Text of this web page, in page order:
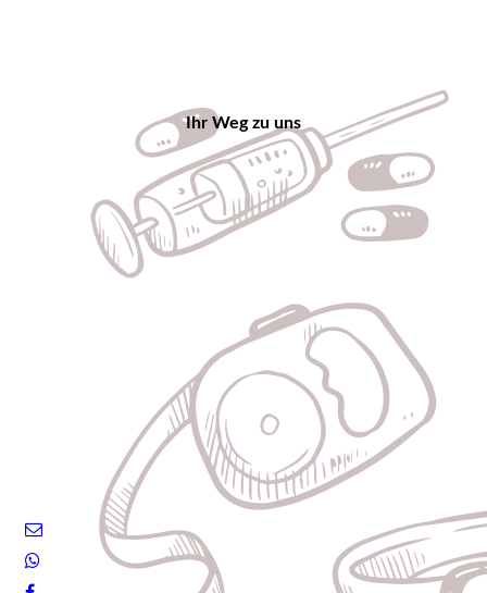
Ihr Weg zu uns